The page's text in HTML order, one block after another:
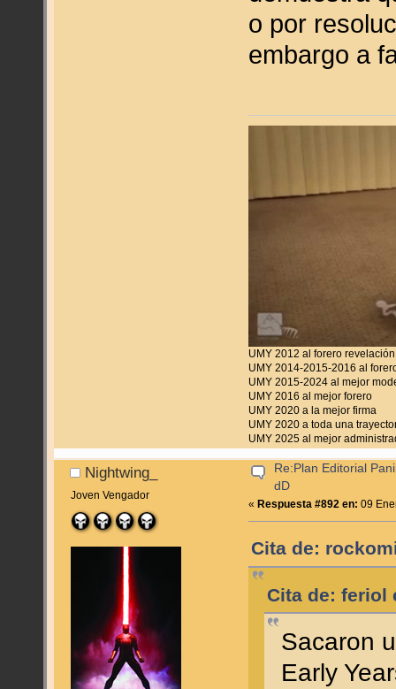
o por
embargo a
UMY 2012 al forero revelación
UMY 2014-2015-2016 al
UMY 2015-2024 al mejor
UMY 2016 al mejor forero
UMY 2020 a la mejor firma
UMY 2020 a toda una
UMY 2025 al mejor
Nightwing_
Joven Vengador
Re:Plan Editorial
dD
« Respuesta #892 en: 09
Cita de:
Cita de: feriol
Sacaron
Early